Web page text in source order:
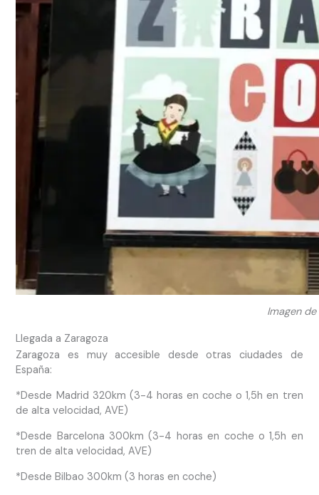
Imagen
Llegada a Zaragoza
Zaragoza es muy accesible desde otras ciudades de
España:
*Desde Madrid 320km (3-4 horas en coche o 1,5h en tren
de alta velocidad, AVE)
*Desde Barcelona 300km (3-4 horas en coche o 1,5h en
tren de alta velocidad, AVE)
*Desde Bilbao 300km (3 horas en coche)